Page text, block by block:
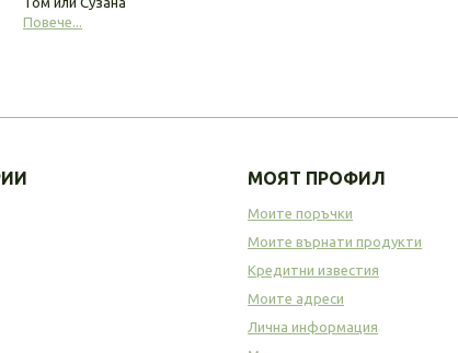
Повече...
МОЯТ ПРОФИЛ
Моите поръчки
Моите върнати продукти
Кредитни известия
Моите адреси
Лична информация